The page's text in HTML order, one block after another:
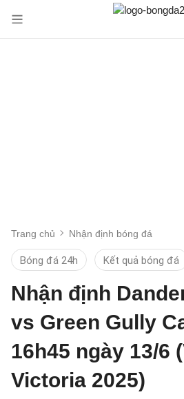
Trang chủ Nhận định bóng đá
Bóng đá 24h Kết quả bóng đá
Nhận định
vs Green Gully
16h45 ngày 13/6
Victoria 2025)